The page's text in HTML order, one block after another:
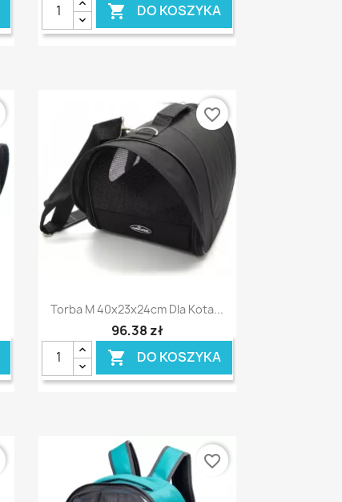
 DO KOSZYKA
Szybki podgląd
Torba M 40x23x24cm Dla Kota...
96,38 zł
 DO KOSZYKA
favorite_border
favorite_border